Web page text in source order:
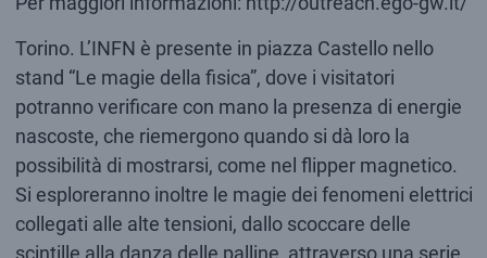
Torino. L’INFN è presente in piazza Castello nello
stand “Le magie della fisica”, dove i visitatori
potranno verificare con mano la presenza di energie
nascoste, che riemergono quando si dà loro la
possibilità di mostrarsi, come nel flipper magnetico.
Si esploreranno inoltre le magie dei fenomeni elettrici
collegati alle alte tensioni, dallo scoccare delle
scintille alla danza delle palline, attraverso una serie